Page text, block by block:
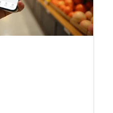
facilita el control de
y ventas. Administra
o unidades, registra
facturas digitales.
para modernizar tu mercado.